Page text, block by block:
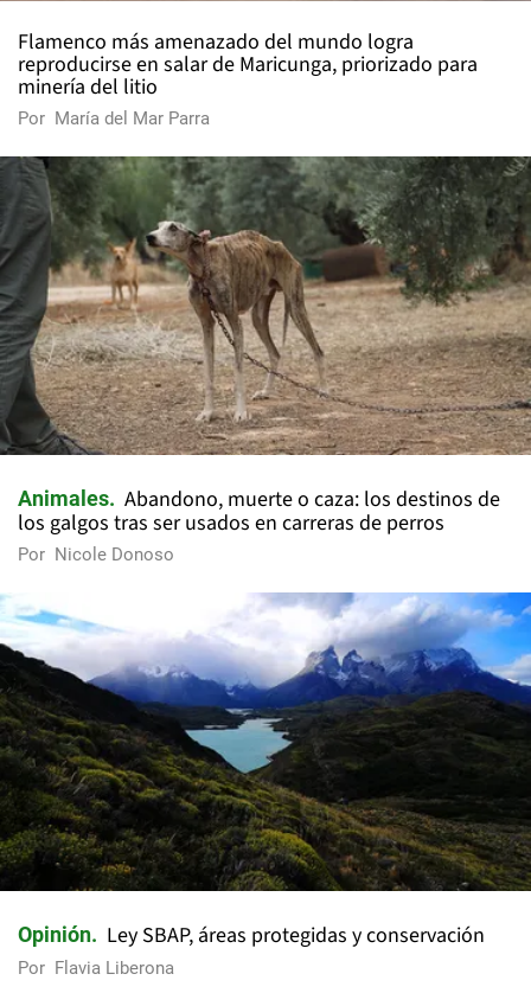
Flamenco más amenazado del mundo logra
reproducirse en salar de Maricunga, priorizado para
minería del litio
Por María del Mar Parra
Animales
Abandono, muerte o caza: los destinos de
los galgos tras ser usados en carreras de perros
Por Nicole Donoso
Opinión Ley SBAP, áreas protegidas y conservación
Por Flavia Liberona